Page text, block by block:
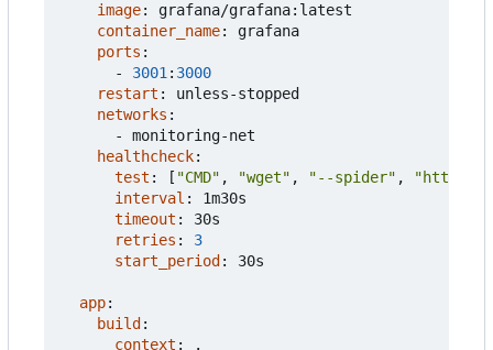
image:
grafana/grafana:latest
container_name:
grafana
ports :
- 3001: 3000
restart :
unless-stopped
networks :
- monitoring-net
healthcheck:
test : [ "CMD" , "wget" , "--spider" ,
"http://
interval :
1m30s
timeout :
30s
retries :
3
start_period : 30s
app:
build :
context :
.